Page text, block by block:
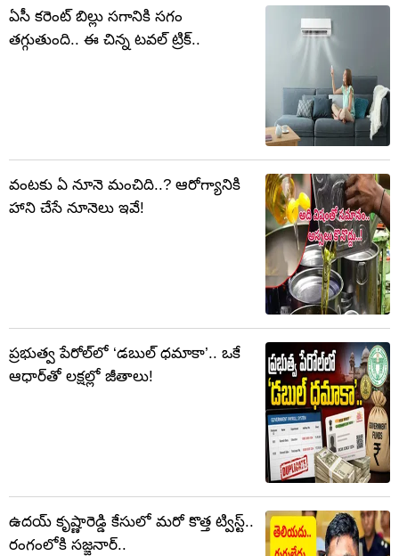
ఏసీ కరెంట్ బిల్లు సగానికి సగం
తగ్గుతుంది.. ఈ చిన్న టవల్ ట్రిక్..
వంటకు ఏ నూనె మంచిది..? ఆరోగ్యానికి
హాని చేసే నూనెలు ఇవే!
ప్రభుత్వ పేరోల్‌లో ‘డబుల్ ధమాకా’.. ఒకే
ఆధార్‌తో లక్షల్లో జీతాలు!
ఉదయ్ కృష్ణారెడ్డి కేసులో మరో కొత్త ట్విస్ట్..
రంగంలోకి సజ్జనార్..